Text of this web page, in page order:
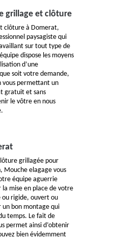
grillage et clôture
clôture à Domerat,
paysagiste qui
sur tout type de
dispose les moyens
d’une
soit votre demande,
vous permettant un
gratuit et sans
le vôtre en nous
grillagée pour
elagage vous
équipe aguerrie
la mise en place de votre
ou rigide, ouvert ou
un bon montage qui
temps. Le fait de
permet ainsi d’obtenir
bien évidemment